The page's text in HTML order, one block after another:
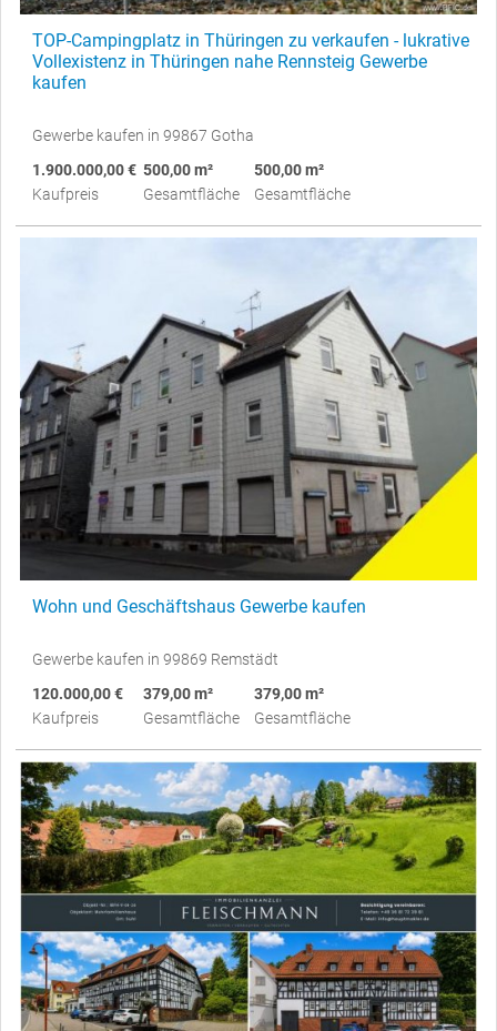
TOP-Campingplatz in Thüringen zu verkaufen - lukrative
Vollexistenz in Thüringen nahe Rennsteig Gewerbe
kaufen
Gewerbe kaufen in 99867 Gotha
1.900.000,00 €
Kaufpreis
500,00 m²
Gesamtfläche
500,00 m²
Gesamtfläche
Wohn und Geschäftshaus Gewerbe kaufen
Gewerbe kaufen in 99869 Remstädt
120.000,00 €
Kaufpreis
379,00 m²
Gesamtfläche
379,00 m²
Gesamtfläche